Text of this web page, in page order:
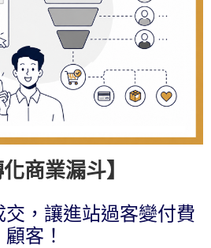
化商業漏斗】
，讓進站過客變付費
顧客！